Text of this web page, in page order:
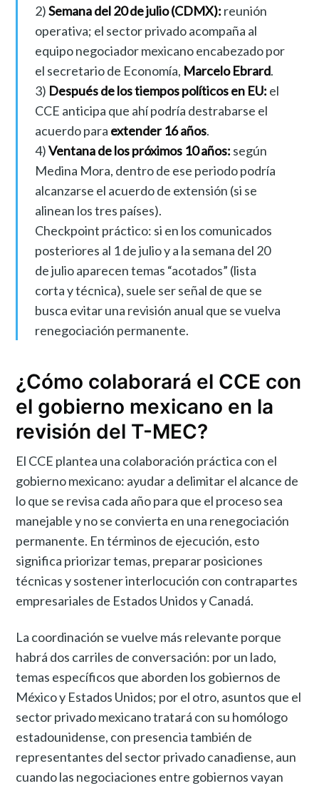
2)Semana del 20 de julio (CDMX): reunión
operativa; el sector privado acompaña al
equipo negociador mexicano encabezado por
el secretario de Economía, Marcelo Ebrard.
3) Después de los tiempos políticos en EU: el
CCE anticipa que ahí podría destrabarse el
acuerdo para extender 16 años.
4)Ventana de los próximos 10 años: según
Medina Mora, dentro de ese periodo podría
alcanzarse el acuerdo de extensión (si se
alinean los tres países).
Checkpoint práctico: si en los comunicados
posteriores al 1 de julio y a la semana del 20
de julio aparecen temas “acotados” (lista
corta y técnica), suele ser señal de que se
busca evitar una revisión anual que se vuelva
renegociación permanente.
¿Cómo colaborará el CCE con
el gobierno mexicano en la
revisión del T-MEC?
El CCE plantea una colaboración práctica con el
gobierno mexicano: ayudar a delimitar el alcance de
lo que se revisa cada año para que el proceso sea
manejable y no se convierta en una renegociación
permanente. En términos de ejecución, esto
significa priorizar temas, preparar posiciones
técnicas y sostener interlocución con contrapartes
empresariales de Estados Unidos y Canadá.
La coordinación se vuelve más relevante porque
habrá dos carriles de conversación: por un lado,
temas específicos que aborden los gobiernos de
México y Estados Unidos; por el otro, asuntos que el
sector privado mexicano tratará con su homólogo
estadounidense, con presencia también de
representantes del sector privado canadiense, aun
cuando las negociaciones entre gobiernos vayan